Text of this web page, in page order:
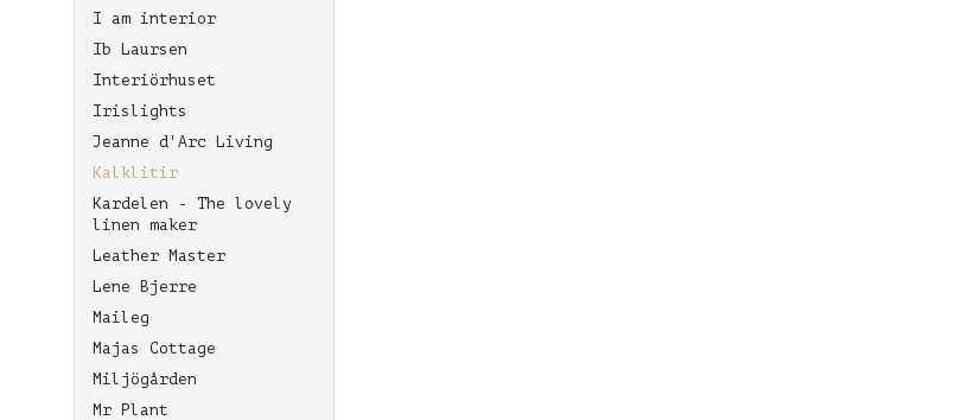
I am interior
Ib Laursen
Interiörhuset
Irislights
Jeanne d'Arc Living
Kalklitir
Kardelen - The lovely
linen maker
Leather Master
Lene Bjerre
Maileg
Majas Cottage
Miljögården
Mr Plant